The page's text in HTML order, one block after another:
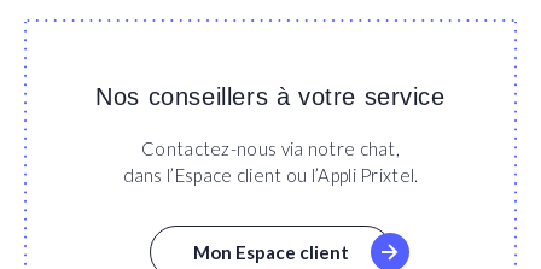
Nos conseillers à votre service
Contactez-nous via notre chat,
dans l’Espace client ou l’Appli Prixtel.
Mon Espace client